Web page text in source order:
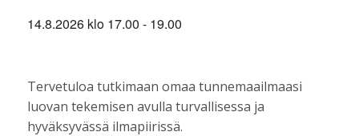
14.8.2026 klo 17.00 - 19.00
Tervetuloa tutkimaan omaa tunnemaailmaasi
luovan tekemisen avulla turvallisessa ja
hyväksyvässä ilmapiirissä.